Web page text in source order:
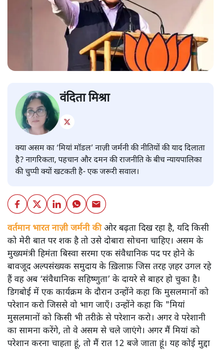
वंदिता मिश्रा
क्या असम का ‘मियां मॉडल’ नाज़ी जर्मनी की नीतियों की याद दिलाता
है? नागरिकता, पहचान और दमन की राजनीति के बीच न्यायपालिका
की चुप्पी क्यों खटकती है- एक जरूरी सवाल।
वर्तमान भारत नाज़ी जर्मनी कीओर बढ़ता दिख रहा है, यदि किसी
को मेरी बात पर शक है तो उसे दोबारा सोचना चाहिए। असम के
मुख्यमंत्री हिमंता बिस्वा सरमा एक संवैधानिक पद पर होने के
बावजूद अल्पसंख्यक समुदाय के ख़िलाफ़ जिस तरह ज़हर उगल रहे
हैं वह अब ‘संवैधानिक सहिष्णुता’ के दायरे से बाहर हो चुका है।
डिगबोई में एक कार्यक्रम के दौरान उन्होंने कहा कि मुसलमानों को
परेशान करो जिससे वो भाग जाएँ। उन्होंने कहा कि "मियां
मुसलमानों को किसी भी तरीक़े से परेशान करो। अगर वे परेशानी
का सामना करेंगे, तो वे असम से चले जाएंगे। अगर मैं मियां को
परेशान करना चाहता हूं, तो मैं रात 12 बजे जाता हूं। यह कोई मुद्दा